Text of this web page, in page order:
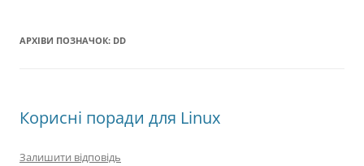
АРХІВИ ПОЗНАЧОК: DD
Корисні поради для Linux
Залишити відповідь